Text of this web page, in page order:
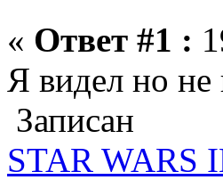
« Ответ #1 :
Я видел но не
Записан
STAR WARS